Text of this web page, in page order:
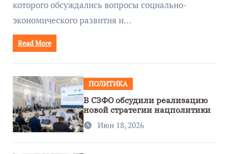
которого обсуждались вопросы социально-
экономического развития и…
Read More
ПОЛИТИКА
В СЗФО обсудили реализацию
новой стратегии нацполитики
Июн 18, 2026